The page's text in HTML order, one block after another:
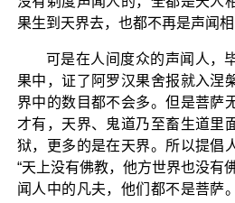
果生到天界去，也都不再是声闻相
可是在人间度众的声闻人，
果中，证了阿罗汉果舍报就入涅
界中的数目都不会多。但是菩萨
才有，天界、鬼道乃至畜生道里
狱，更多的是在天界。所以提倡
“天上没有佛教，他方世界也没有
闻人中的凡夫，他们都不是菩萨